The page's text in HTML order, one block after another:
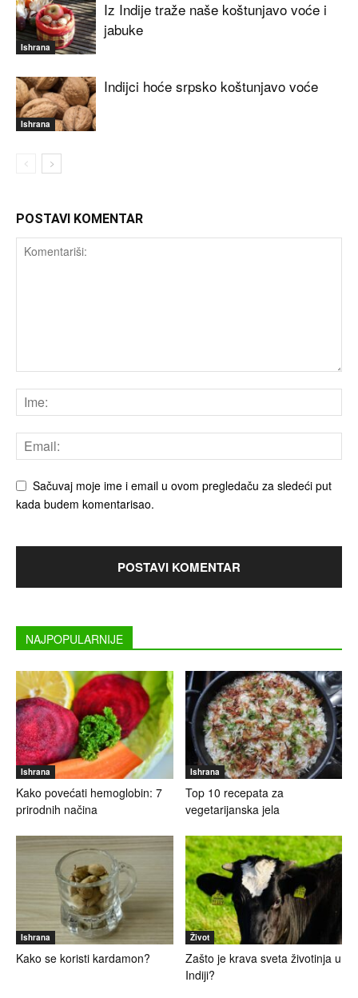
Ishrana
Iz Indije traže naše koštunjavo voće i
jabuke
Ishrana
Indijci hoće srpsko koštunjavo voće
POSTAVI KOMENTAR
Sačuvaj moje ime i email u ovom pregledaču za sledeći put
kada budem komentarisao.
NAJPOPULARNIJE
Ishrana
Kako povećati hemoglobin: 7
prirodnih načina
Ishrana
Top 10 recepata za
vegetarijanska jela
Ishrana
Kako se koristi kardamon?
Život
Zašto je krava sveta životinja u
Indiji?